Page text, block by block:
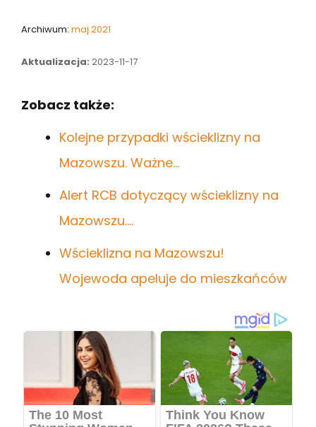
Archiwum: maj 2021
Aktualizacja: 2023-11-17
Zobacz także:
Kolejne przypadki wścieklizny na
Mazowszu. Ważne…
Alert RCB dotyczący wścieklizny na
Mazowszu.…
Wścieklizna na Mazowszu!
Wojewoda apeluje do mieszkańców